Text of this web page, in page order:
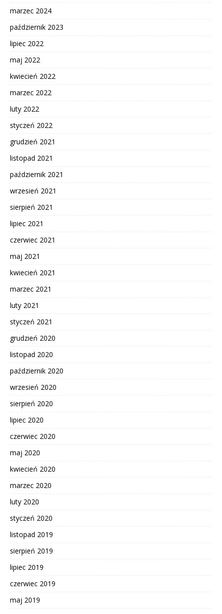
marzec 2024
październik 2023
lipiec 2022
maj 2022
kwiecień 2022
marzec 2022
luty 2022
styczeń 2022
grudzień 2021
listopad 2021
październik 2021
wrzesień 2021
sierpień 2021
lipiec 2021
czerwiec 2021
maj 2021
kwiecień 2021
marzec 2021
luty 2021
styczeń 2021
grudzień 2020
listopad 2020
październik 2020
wrzesień 2020
sierpień 2020
lipiec 2020
czerwiec 2020
maj 2020
kwiecień 2020
marzec 2020
luty 2020
styczeń 2020
listopad 2019
sierpień 2019
lipiec 2019
czerwiec 2019
maj 2019